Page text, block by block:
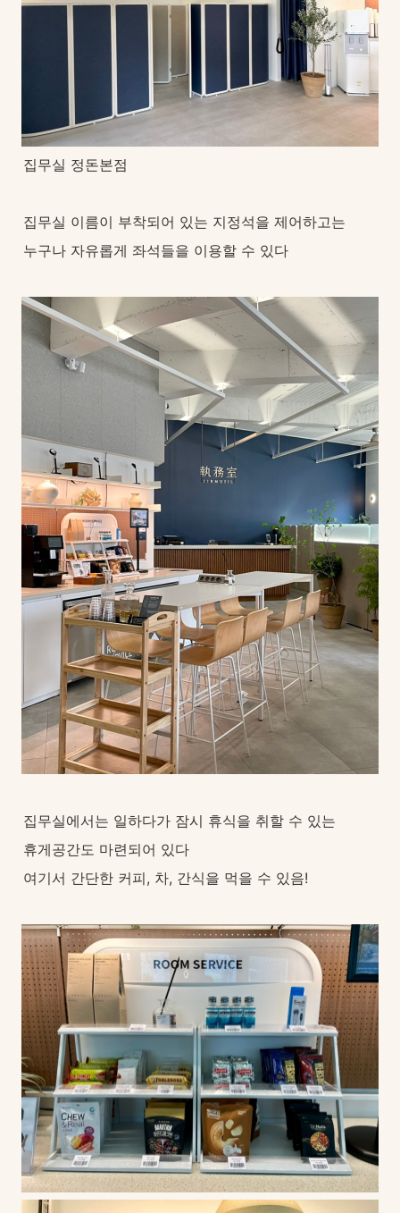
집무실 정돈본점
집무실 이름이 부착되어 있는 지정석을 제어하고는
누구나 자유롭게 좌석들을 이용할 수 있다
집무실에서는 일하다가 잠시 휴식을 취할 수 있는
휴게공간도 마련되어 있다
여기서 간단한 커피, 차, 간식을 먹을 수 있음!